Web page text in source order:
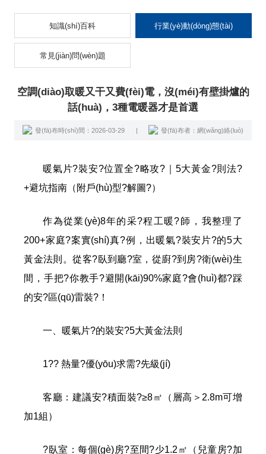
知識(shí)百科 行業(yè)動(dòng)態(tài)
常見(jiàn)問(wèn)題
空調(diào)取暖又干又費(fèi)電，沒(méi)有壁掛爐的
話(huà)，3種電暖器才是首選
發(fā)布時(shí)間：2026-03-29 發(fā)布者：網(wǎng)絡(luò)
暖氣片?裝安?位置全?略攻?｜5大黃金?則法?
+避坑指南（附戶(hù)型?解圖?）
作為從業(yè)8年的采?程工暖?師，我整理了
200+家庭?案實(shí)真?例，出暖氣?裝安片?的5大
黃金法則。從客?臥到廳?室，從廚?到房?衛(wèi)生
間，手把?你教手?避開(kāi)90%家庭?會(huì)都?踩
的安?區(qū)雷裝?！
一、暖氣片?的裝安?5大黃金法則
1?? 熱量?優(yōu)求需?先級(jí)
客廳：建議安?積面裝?≥8㎡（層高＞2.8m可增
加1組）
?臥室：每個(gè)房?至間?少1.2㎡（兒童房?加